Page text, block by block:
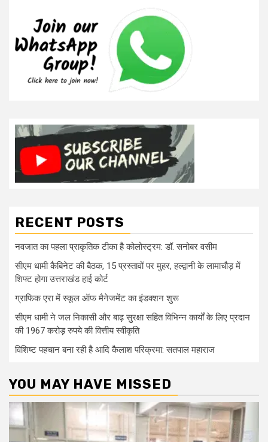
RECENT POSTS
नवजात का पहला प्राकृतिक टीका है कोलोस्ट्रम: डॉ. सनोबर वसीम
सीएम धामी कैबिनेट की बैठक, 15 प्रस्तावों पर मुहर, हल्द्वानी के लामाचौड़ में
शिफ्ट होगा उत्तराखंड हाई कोर्ट
ग्राफिक एरा में स्कूल ऑफ मैनेजमेंट का इंडक्शन शुरू
सीएम धामी ने जल निकासी और बाढ़ सुरक्षा सहित विभिन्न कार्यों के लिए प्रदान
की 1967 करोड़ रुपये की वित्तीय स्वीकृति
विशिष्ट पहचान बना रही है आदि कैलाश परिक्रमा: सतपाल महाराज
YOU MAY HAVE MISSED